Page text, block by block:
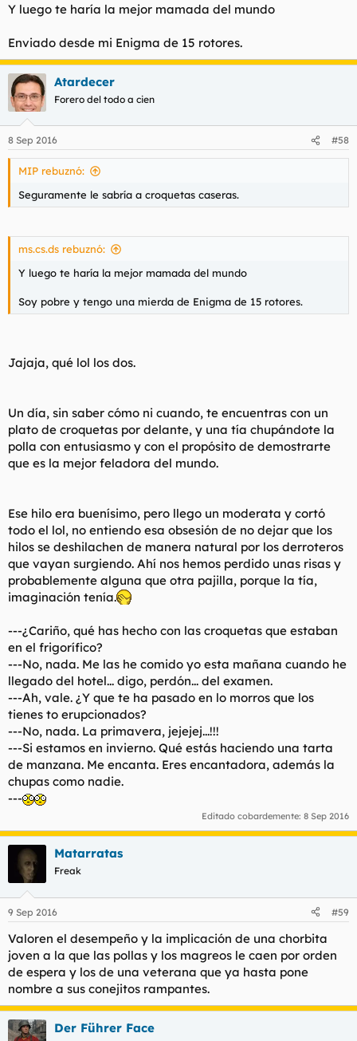
Y luego te haría la mejor mamada del mundo
Enviado desde mi Enigma de 15 rotores.
Atardecer
Forero del todo a cien
8 Sep 2016 #58
MIP rebuznó:
Seguramente le sabría a croquetas caseras.
ms.cs.ds rebuznó:
Y luego te haría la mejor mamada del mundo
Soy pobre y tengo una mierda de Enigma de 15 rotores.
Jajaja, qué lol los dos.
Un día, sin saber cómo ni cuando, te encuentras con un
plato de croquetas por delante, y una tía chupándote la
polla con entusiasmo y con el propósito de demostrarte
que es la mejor feladora del mundo.
Ese hilo era buenísimo, pero llego un moderata y cortó
todo el lol, no entiendo esa obsesión de no dejar que los
hilos se deshilachen de manera natural por los derroteros
que vayan surgiendo. Ahí nos hemos perdido unas risas y
probablemente alguna que otra pajilla, porque la tía,
imaginación tenía.
---¿Cariño, qué has hecho con las croquetas que estaban
en el frigorífico?
---No, nada. Me las he comido yo esta mañana cuando he
llegado del hotel... digo, perdón... del examen.
---Ah, vale. ¿Y que te ha pasado en lo morros que los
tienes to erupcionados?
---No, nada. La primavera, jejejej...!!!
---Si estamos en invierno. Qué estás haciendo una tarta
de manzana. Me encanta. Eres encantadora, además la
chupas como nadie.
---
Editado cobardemente: 8 Sep 2016
Matarratas
Freak
9 Sep 2016 #59
Valoren el desempeño y la implicación de una chorbita
joven a la que las pollas y los magreos le caen por orden
de espera y los de una veterana que ya hasta pone
nombre a sus conejitos rampantes.
Der Führer Face